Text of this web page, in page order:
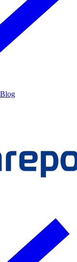
Blog